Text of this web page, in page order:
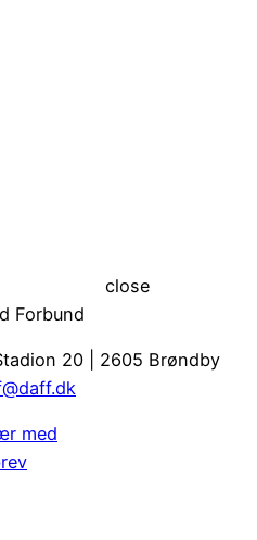
close
Forbund
20 | 2605 Brøndby
med